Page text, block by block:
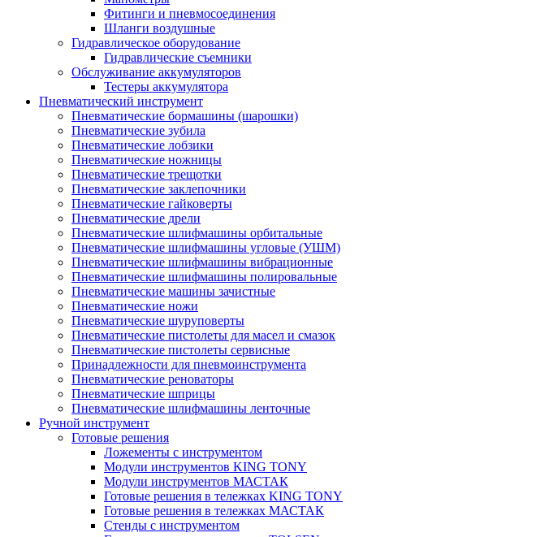
Фитинги и пневмосоединения
Шланги воздушные
Гидравлическое оборудование
Гидравлические съемники
Обслуживание аккумуляторов
Тестеры аккумулятора
Пневматический инструмент
Пневматические бормашины (шарошки)
Пневматические зубила
Пневматические лобзики
Пневматические ножницы
Пневматические трещотки
Пневматические заклепочники
Пневматические гайковерты
Пневматические дрели
Пневматические шлифмашины орбитальные
Пневматические шлифмашины угловые (УШМ)
Пневматические шлифмашины вибрационные
Пневматические шлифмашины полировальные
Пневматические машины зачистные
Пневматические ножи
Пневматические шуруповерты
Пневматические пистолеты для масел и смазок
Пневматические пистолеты сервисные
Принадлежности для пневмоинструмента
Пневматические реноваторы
Пневматические шприцы
Пневматические шлифмашины ленточные
Ручной инструмент
Готовые решения
Ложементы с инструментом
Модули инструментов KING TONY
Модули инструментов МАСТАК
Готовые решения в тележках KING TONY
Готовые решения в тележках МАСТАК
Стенды с инструментом